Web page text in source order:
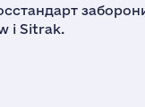
і Sitrak.